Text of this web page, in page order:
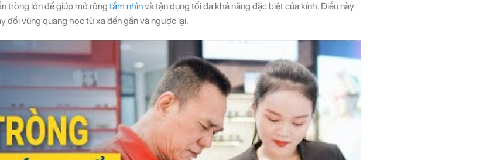
tròng lớn để giúp mở rộng tầm nhìnvà tận dụng tối đa khả năng đặc biệt của kính. Điều này
đổi vùng quang học từ xa đến gần và ngược lại.